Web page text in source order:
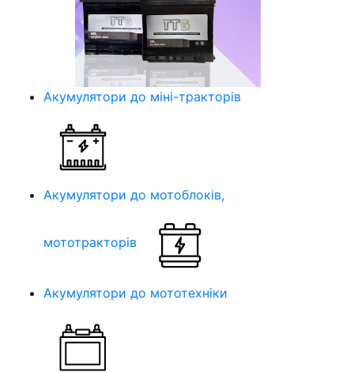
Акумулятори до міні-тракторів
Акумулятори до мотоблоків,
мототракторів
Акумулятори до мототехніки